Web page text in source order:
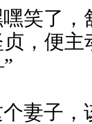
笑了，
，便主
妻子，